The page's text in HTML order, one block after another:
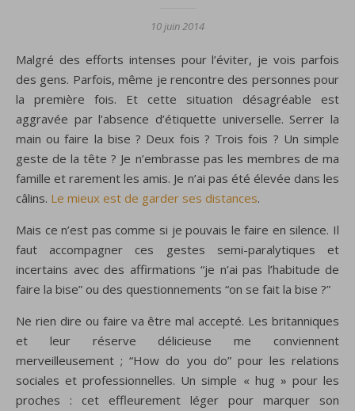
10 juin 2014
Malgré des efforts intenses pour l’éviter, je vois parfois
des gens. Parfois, même je rencontre des personnes pour
la première fois. Et cette situation désagréable est
aggravée par l’absence d’étiquette universelle. Serrer la
main ou faire la bise ? Deux fois ? Trois fois ? Un simple
geste de la tête ? Je n’embrasse pas les membres de ma
famille et rarement les amis. Je n’ai pas été élevée dans les
câlins. Le mieux est de garder ses distances.
Mais ce n’est pas comme si je pouvais le faire en silence. Il
faut accompagner ces gestes semi-paralytiques et
incertains avec des affirmations “je n’ai pas l’habitude de
faire la bise” ou des questionnements “on se fait la bise ?”
Ne rien dire ou faire va être mal accepté. Les britanniques
et leur réserve délicieuse me conviennent
merveilleusement ; “How do you do” pour les relations
sociales et professionnelles. Un simple « hug » pour les
proches : cet effleurement léger pour marquer son